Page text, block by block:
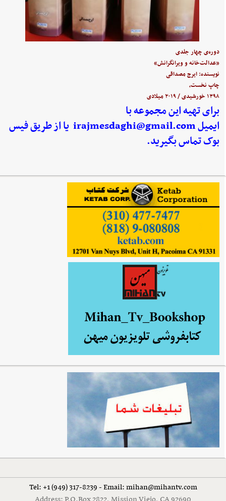
دوره‌ی چهار جلدی
«عدالت‌خانه و ویرانگرانش»
نویسنده: ایرج مصداقی
چاپ نخست،
۱۳۹۸ خورشیدی / ۲۰۱۹ میلادی
برای تهیه این مجموعه با
ایمیلirajmesdaghi@gmail.com یا از طریق فیس
بوک تماس بگیرید.
Tel: +1 (949) 317-8239 - Email: mihan@mihantv.com